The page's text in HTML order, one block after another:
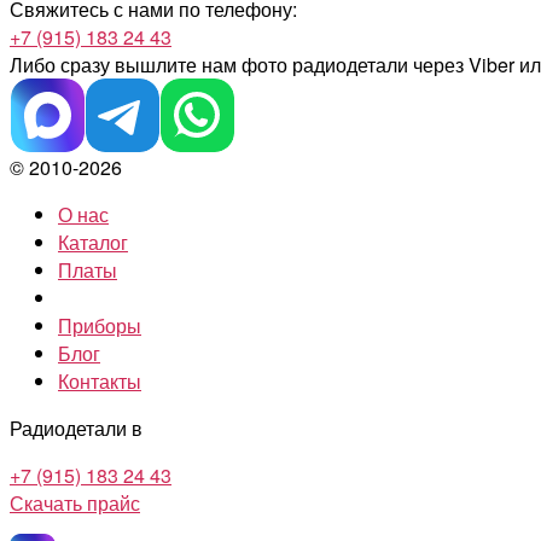
Свяжитесь с нами по телефону:
+7 (915) 183 24 43
Либо сразу вышлите нам фото радиодетали через Viber
© 2010-2026
О нас
Каталог
Платы
Приборы
Блог
Контакты
Радиодетали в
+7 (915) 183 24 43
Скачать прайс